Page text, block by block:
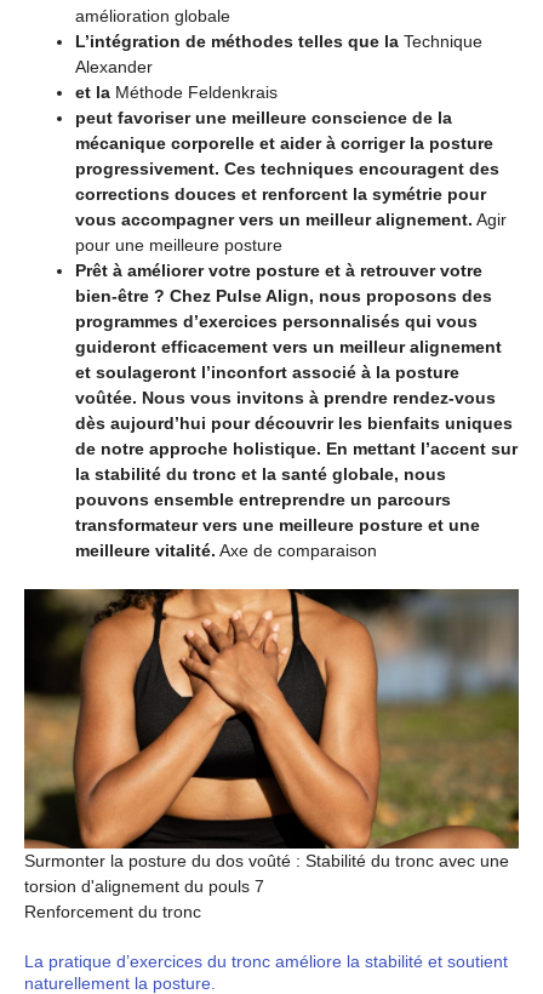
amélioration globale
L’intégration de méthodes telles que la Technique
Alexander
et la Méthode Feldenkrais
peut favoriser une meilleure conscience de la
mécanique corporelle et aider à corriger la posture
progressivement. Ces techniques encouragent des
corrections douces et renforcent la symétrie pour
vous accompagner vers un meilleur alignement. Agir
pour une meilleure posture
Prêt à améliorer votre posture et à retrouver votre
bien-être ? Chez Pulse Align, nous proposons des
programmes d’exercices personnalisés qui vous
guideront efficacement vers un meilleur alignement
et soulageront l’inconfort associé à la posture
voûtée. Nous vous invitons à prendre rendez-vous
dès aujourd’hui pour découvrir les bienfaits uniques
de notre approche holistique. En mettant l’accent sur
la stabilité du tronc et la santé globale, nous
pouvons ensemble entreprendre un parcours
transformateur vers une meilleure posture et une
meilleure vitalité. Axe de comparaison
Surmonter la posture du dos voûté : Stabilité du tronc avec une
torsion d'alignement du pouls 7
Renforcement du tronc
La pratique d’exercices du tronc améliore la stabilité et soutient
naturellement la posture.